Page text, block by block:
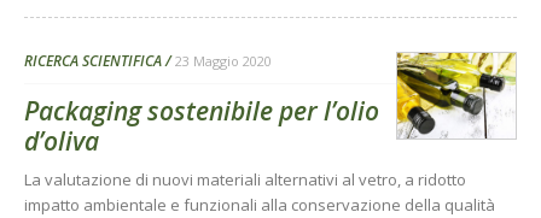
RICERCA SCIENTIFICA 23 Maggio 2020
Packaging sostenibile per l’olio
d’oliva
La valutazione di nuovi materiali alternativi al vetro, a ridotto
impatto ambientale e funzionali alla conservazione della qualità